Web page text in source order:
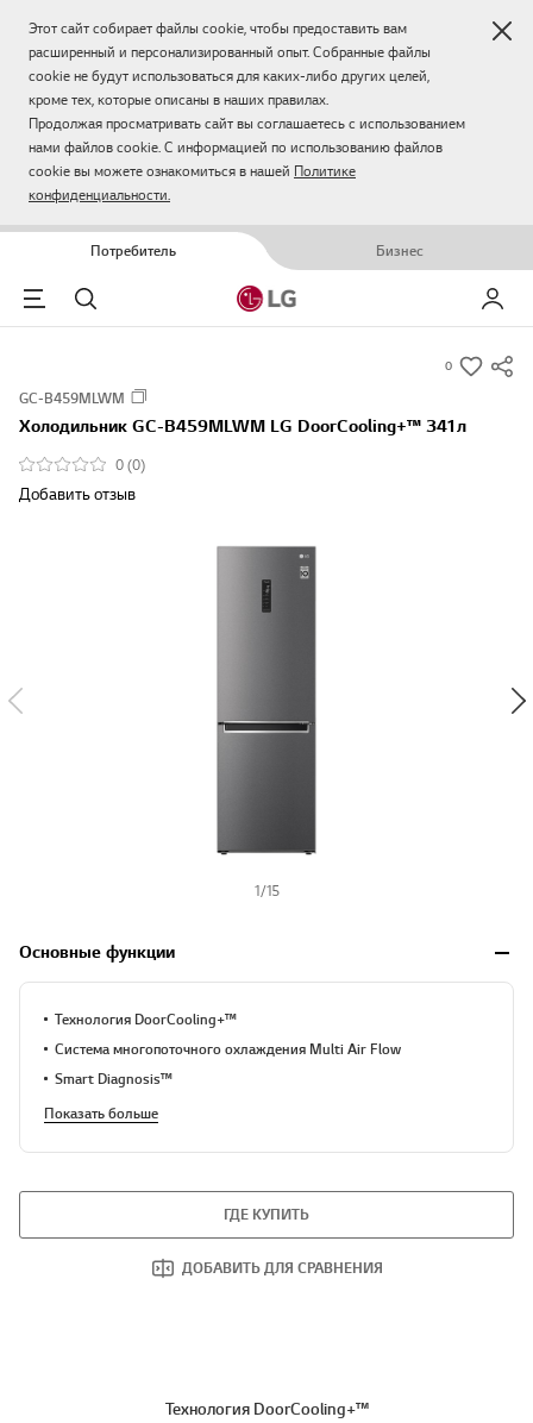
Этот сайт собирает файлы cookie, чтобы предоставить вам
расширенный и персонализированный опыт. Собранные файлы
cookie не будут использоваться для каких-либо других целей,
кроме тех, которые описаны в наших правилах.
Продолжая просматривать сайт вы соглашаетесь с использованием
нами файлов cookie. С информацией по использованию файлов
cookie вы можете ознакомиться в нашей Политике
конфиденциальности.
Потребитель Бизнес
Menu
Поиск Мой LG
0
s
GC-B459MLWM
Холодильник GC-B459MLWM LG DoorCooling+™ 341л
0 (0)
Добавить отзыв
1/15
Основные функции
Технология DoorCooling+™
Система многопоточного охлаждения Multi Air Flow
Smart Diagnosis™
Показать больше
ГДЕ КУПИТЬ
ДОБАВИТЬ ДЛЯ СРАВНЕНИЯ
Технология DoorCooling+™